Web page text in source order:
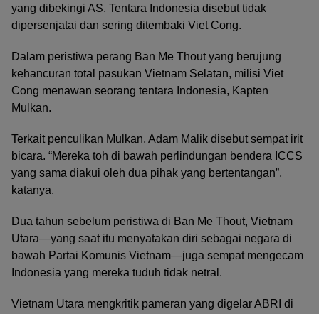
yang dibekingi AS. Tentara Indonesia disebut tidak
dipersenjatai dan sering ditembaki Viet Cong.
Dalam peristiwa perang Ban Me Thout yang berujung
kehancuran total pasukan Vietnam Selatan, milisi Viet
Cong menawan seorang tentara Indonesia, Kapten
Mulkan.
Terkait penculikan Mulkan, Adam Malik disebut sempat irit
bicara. “Mereka toh di bawah perlindungan bendera ICCS
yang sama diakui oleh dua pihak yang bertentangan”,
katanya.
Dua tahun sebelum peristiwa di Ban Me Thout, Vietnam
Utara—yang saat itu menyatakan diri sebagai negara di
bawah Partai Komunis Vietnam—juga sempat mengecam
Indonesia yang mereka tuduh tidak netral.
Vietnam Utara mengkritik pameran yang digelar ABRI di